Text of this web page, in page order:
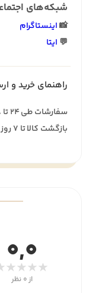
شبکه‌های
📸اینستاگرام
💬 ایتا
راهنمای خرید و
بازگشت کالا تا ۷ روز پس از تحویل وجود دارد.
0,0
از 0 نظر